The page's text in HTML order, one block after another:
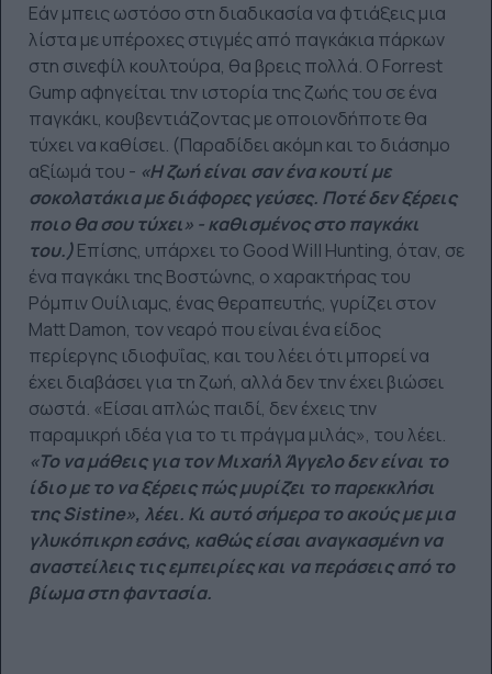
Εάν μπεις ωστόσο στη διαδικασία να φτιάξεις μια
λίστα με υπέροχες στιγμές από παγκάκια πάρκων
στη σινεφίλ κουλτούρα, θα βρεις πολλά. Ο Forrest
Gump αφηγείται την ιστορία της ζωής του σε ένα
παγκάκι, κουβεντιάζοντας με οποιονδήποτε θα
τύχει να καθίσει. (Παραδίδει ακόμη και το διάσημο
αξίωμά του - «Η ζωή είναι σαν ένα κουτί με
σοκολατάκια με διάφορες γεύσες. Ποτέ δεν ξέρεις
ποιο θα σου τύχει» - καθισμένος στο παγκάκι
του.)Επίσης, υπάρχει το Good Will Hunting, όταν, σε
ένα παγκάκι της Βοστώνης, ο χαρακτήρας του
Ρόμπιν Ουίλιαμς, ένας θεραπευτής, γυρίζει στον
Matt Damon, τον νεαρό που είναι ένα είδος
περίεργης ιδιοφυΐας, και του λέει ότι μπορεί να
έχει διαβάσει για τη ζωή, αλλά δεν την έχει βιώσει
σωστά. «Είσαι απλώς παιδί, δεν έχεις την
παραμικρή ιδέα για το τι πράγμα μιλάς», του λέει.
«Το να μάθεις για τον Μιχαήλ Άγγελο δεν είναι το
ίδιο με το να ξέρεις πώς μυρίζει το παρεκκλήσι
της Sistine», λέει. Κι αυτό σήμερα το ακούς με μια
γλυκόπικρη εσάνς, καθώς είσαι αναγκασμένη να
αναστείλεις τις εμπειρίες και να περάσεις από το
βίωμα στη φαντασία.